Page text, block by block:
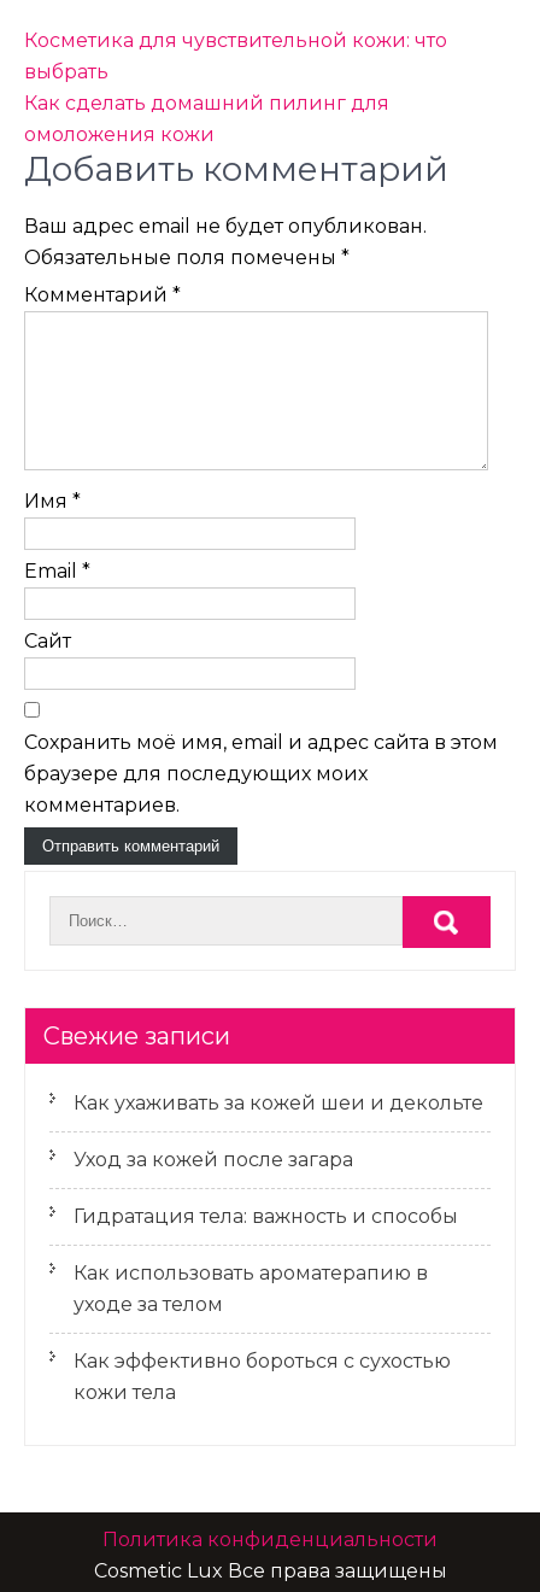
Навигация
по
записям
Косметика для чувствительной кожи: что
выбрать
Как сделать домашний пилинг для
омоложения кожи
Добавить комментарий
Ваш адрес email не будет опубликован.
Обязательные поля помечены *
Комментарий *
Имя *
Email *
Сайт
Сохранить моё имя, email и адрес сайта в этом
браузере для последующих моих
комментариев.
Свежие записи
Как ухаживать за кожей шеи и декольте
Уход за кожей после загара
Гидратация тела: важность и способы
Как использовать ароматерапию в
уходе за телом
Как эффективно бороться с сухостью
кожи тела
Политика конфиденциальности
Cosmetic Lux Все права защищены